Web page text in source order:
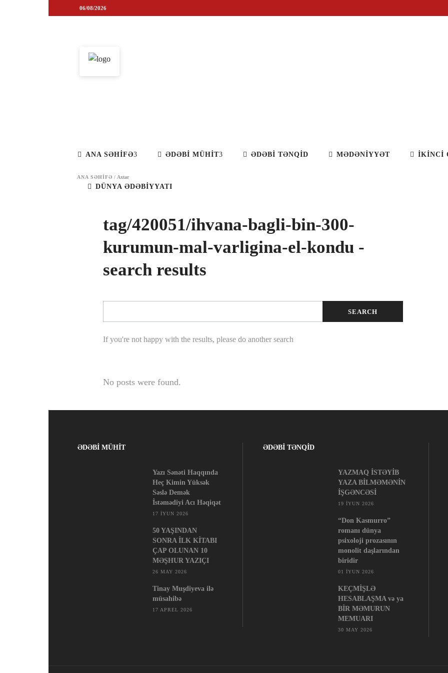
06/08/2026
ANA SƏHİFƏ ƏDƏBİ MÜHİT ƏDƏBİ TƏNQİD MƏDƏNİYYƏT İKİNCİ
DÜNYA ƏDƏBİYYATI
İKİNCİ CİNS
ANA SƏHIFƏ / Axtar
tag/420051/ihvana-bagli-bin-300-
kurumun-mal-varligina-el-kondu -
search results
If you're not happy with the results, please do another search
No posts were found.
ƏDƏBİ MÜHİT
Yazı Sənəti Haqqında
Heç Kimin Yüksək
Səslə Demək
İstəmədiyi Acı Həqiqət
17 İYUN 2026
50 YAŞINDAN
SONRA İLK KİTABI
ÇAP OLUNAN 10
MƏŞHUR YAZIÇI
26 MAY 2026
Tinay Muşdiyeva ilə
müsahibə
17 APREL 2026
ƏDƏBİ TƏNQİD
YAZMAQ İSTƏYİB
YAZA BİLMƏMƏNİN
İŞGƏNCƏSİ
19 İYUN 2026
“Don Kasmurro”
romanı dünya
psixoloji prozasının
monolit daşlarından
biridir
01 İYUN 2026
KEÇMİŞLƏ
HESABLAŞMA və ya
BİR MƏMURUN
MEMUARI
30 MAY 2026